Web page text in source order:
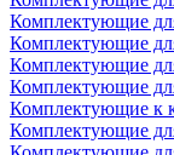
Комплектующие
Комплектующие
Комплектующие
Комплектующие
Комплектующие к
Комплектующие